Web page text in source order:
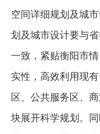
空间详细规划及城
划及城市设计要与
一致，紧贴衡阳市
实性，高效利用现
区、公共服务区、
块展开科学规划。